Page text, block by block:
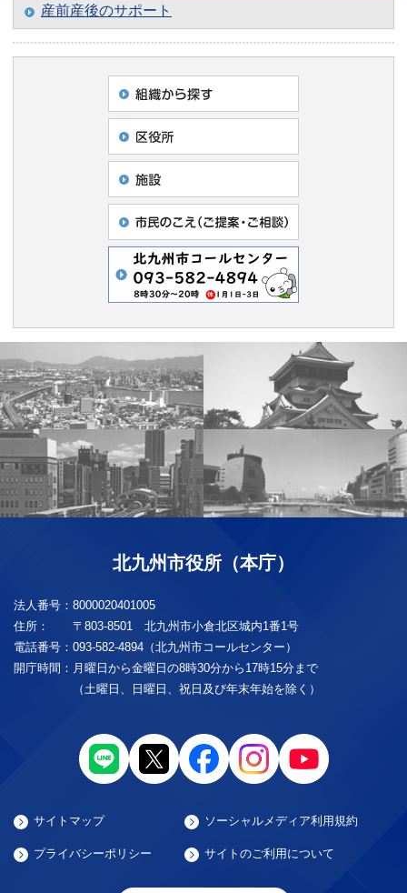
産前産後のサポート
北九州市役所（本庁）
法人番号： 8000020401005
住所：
〒803-8501 北九州市小倉北区城内1番1号
電話番号： 093-582-4894（北九州市コールセンター）
開庁時間： 月曜日から金曜日の8時30分から17時15分まで
（土曜日、日曜日、祝日及び年末年始を除く）
サイトマップ ソーシャルメディア利用規約
プライバシーポリシー サイトのご利用について